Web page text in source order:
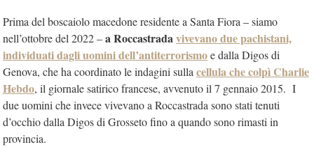
Prima del boscaiolo macedone residente a Santa Fiora – siamo
nell’ottobre del 2022 –a Roccastradavivevano due pachistani,
individuati dagli uomini dell’antiterrorismoe dalla Digos di
Genova, che ha coordinato le indagini sulla cellula che colpì Charlie
Hebdo, il giornale satirico francese, avvenuto il 7 gennaio 2015. I
due uomini che invece vivevano a Roccastrada sono stati tenuti
d’occhio dalla Digos di Grosseto fino a quando sono rimasti in
provincia.